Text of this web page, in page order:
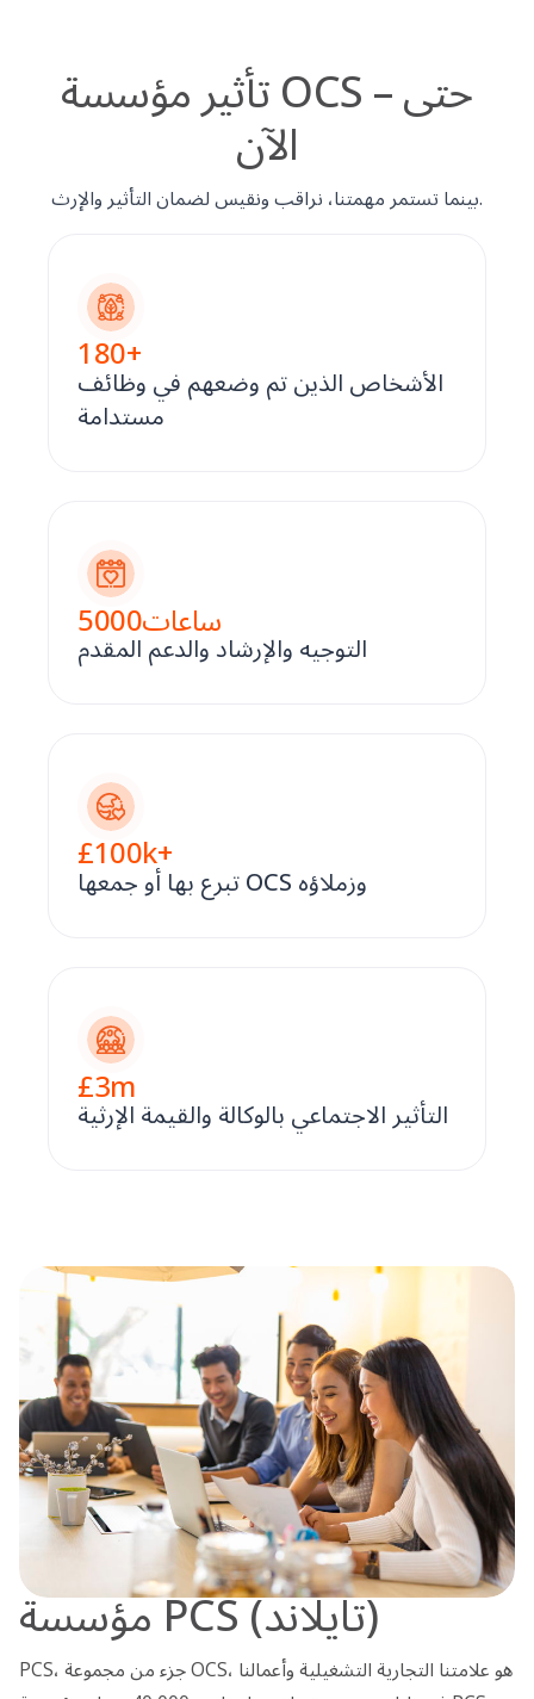
تأثير مؤسسة OCS – حتى
الآن
بينما تستمر مهمتنا، نراقب ونقيس لضمان التأثير والإرث.
180+
الأشخاص الذين تم وضعهم في وظائف
مستدامة
5000ساعات
التوجيه والإرشاد والدعم المقدم
£100k+
تبرع بها أو جمعها OCS وزملاؤه
£3m
التأثير الاجتماعي بالوكالة والقيمة الإرثية
مؤسسة PCS (تايلاند)
PCS، جزء من مجموعة OCS، هو علامتنا التجارية التشغيلية وأعمالنا